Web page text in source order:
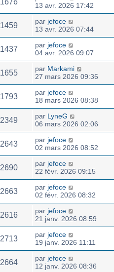
13 avr. 2026 17:42
1459 par jefoce
13 avr. 2026 07:44
1437 par jefoce
04 avr. 2026 09:07
1655 par Markami
27 mars 2026 09:36
1793 par jefoce
18 mars 2026 08:38
2349 par LyneG
06 mars 2026 02:06
2643 par jefoce
02 mars 2026 08:52
2690 par jefoce
22 févr. 2026 09:15
2663 par jefoce
02 févr. 2026 08:32
2616 par jefoce
21 janv. 2026 08:59
2713 par jefoce
19 janv. 2026 11:11
2664 par jefoce
12 janv. 2026 08:36